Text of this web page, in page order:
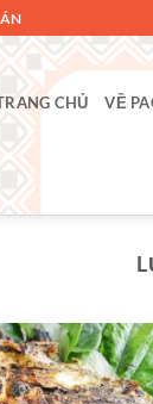
CHỦ VỀ